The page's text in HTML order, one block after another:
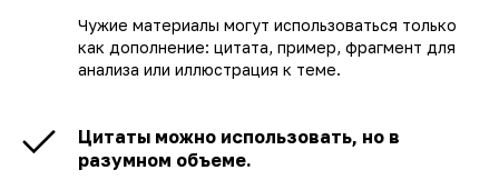
Чужие материалы могут использоваться только
как дополнение: цитата, пример, фрагмент для
анализа или иллюстрация к теме.
Цитаты можно использовать, но в
разумном объеме.